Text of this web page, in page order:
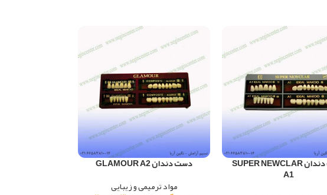
دست دندان SUPER NEWCLAR
A1
دست دندان GLAMOUR A2
مواد ترمیمی و زیبایی